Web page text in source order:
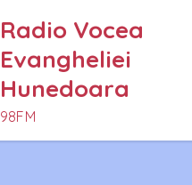
Radio Vocea
Evangheliei
Hunedoara
98FM